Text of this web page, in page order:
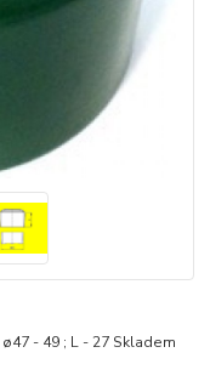
- 49 ; L - 27 Skladem